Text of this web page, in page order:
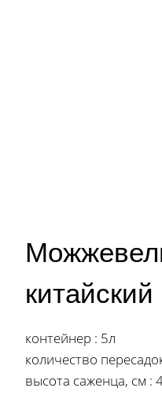
контейнер : 5л
количество
высота саженца, см :